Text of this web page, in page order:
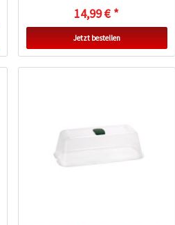
14,99 € *
Jetzt bestellen